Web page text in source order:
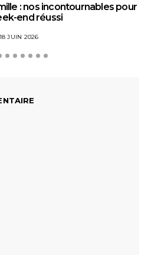
: nos incontournables pour
end réussi
18 JUIN 2026